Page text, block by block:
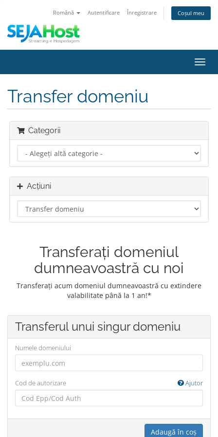
Română Autentificare Înregistrare Coșul meu
Transfer domeniu
Categorii
Acțiuni
Transferați domeniul
dumneavoastră cu noi
Transferați acum domeniul dumneavoastră cu extindere
valabilitate până la 1 an!*
Transferul unui singur domeniu
Numele domeniului
Cod de autorizare Ajutor
Adaugă în coș